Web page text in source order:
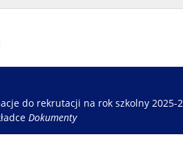
do rekrutacji na rok szkolny 2025-
Dokumenty